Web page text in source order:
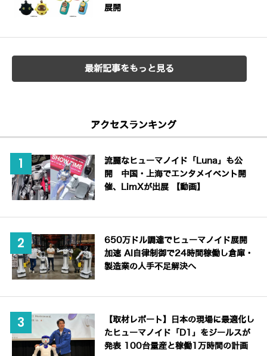
展開
最新記事をもっと見る
アクセスランキング
流麗なヒューマノイド「Luna」も公
開 中国・上海でエンタメイベント開
催、LimXが出展 【動画】
650万ドル調達でヒューマノイド展開
加速 AI自律制御で24時間稼働し倉庫・
製造業の人手不足解決へ
【取材レポート】日本の現場に最適化し
たヒューマノイド「D1」をジールスが
発表 100台量産と稼働1万時間の計画